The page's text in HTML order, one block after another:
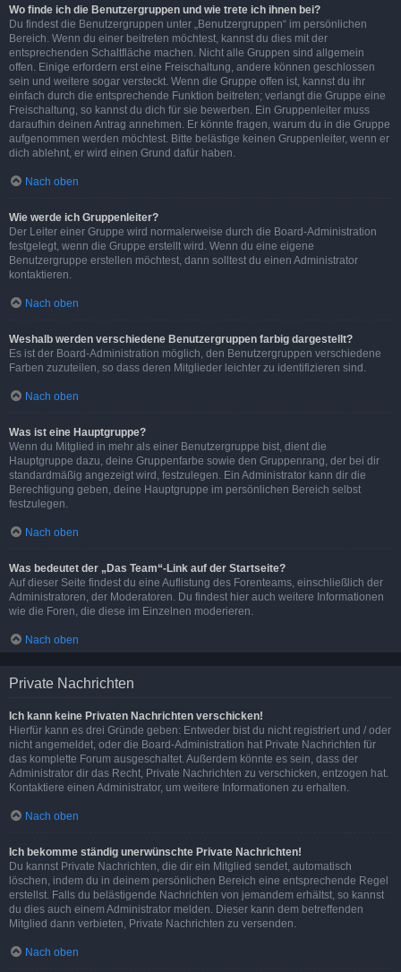
Wo finde ich die Benutzergruppen und wie trete ich ihnen bei?
Du findest die Benutzergruppen unter „Benutzergruppen“ im persönlichen
Bereich. Wenn du einer beitreten möchtest, kannst du dies mit der
entsprechenden Schaltfläche machen. Nicht alle Gruppen sind allgemein
offen. Einige erfordern erst eine Freischaltung, andere können geschlossen
sein und weitere sogar versteckt. Wenn die Gruppe offen ist, kannst du ihr
einfach durch die entsprechende Funktion beitreten; verlangt die Gruppe eine
Freischaltung, so kannst du dich für sie bewerben. Ein Gruppenleiter muss
daraufhin deinen Antrag annehmen. Er könnte fragen, warum du in die Gruppe
aufgenommen werden möchtest. Bitte belästige keinen Gruppenleiter, wenn er
dich ablehnt, er wird einen Grund dafür haben.
Nach oben
Wie werde ich Gruppenleiter?
Der Leiter einer Gruppe wird normalerweise durch die Board-Administration
festgelegt, wenn die Gruppe erstellt wird. Wenn du eine eigene
Benutzergruppe erstellen möchtest, dann solltest du einen Administrator
kontaktieren.
Nach oben
Weshalb werden verschiedene Benutzergruppen farbig dargestellt?
Es ist der Board-Administration möglich, den Benutzergruppen verschiedene
Farben zuzuteilen, so dass deren Mitglieder leichter zu identifizieren sind.
Nach oben
Was ist eine Hauptgruppe?
Wenn du Mitglied in mehr als einer Benutzergruppe bist, dient die
Hauptgruppe dazu, deine Gruppenfarbe sowie den Gruppenrang, der bei dir
standardmäßig angezeigt wird, festzulegen. Ein Administrator kann dir die
Berechtigung geben, deine Hauptgruppe im persönlichen Bereich selbst
festzulegen.
Nach oben
Was bedeutet der „Das Team“-Link auf der Startseite?
Auf dieser Seite findest du eine Auflistung des Forenteams, einschließlich der
Administratoren, der Moderatoren. Du findest hier auch weitere Informationen
wie die Foren, die diese im Einzelnen moderieren.
Nach oben
Private Nachrichten
Ich kann keine Privaten Nachrichten verschicken!
Hierfür kann es drei Gründe geben: Entweder bist du nicht registriert und / oder
nicht angemeldet, oder die Board-Administration hat Private Nachrichten für
das komplette Forum ausgeschaltet. Außerdem könnte es sein, dass der
Administrator dir das Recht, Private Nachrichten zu verschicken, entzogen hat.
Kontaktiere einen Administrator, um weitere Informationen zu erhalten.
Nach oben
Ich bekomme ständig unerwünschte Private Nachrichten!
Du kannst Private Nachrichten, die dir ein Mitglied sendet, automatisch
löschen, indem du in deinem persönlichen Bereich eine entsprechende Regel
erstellst. Falls du belästigende Nachrichten von jemandem erhältst, so kannst
du dies auch einem Administrator melden. Dieser kann dem betreffenden
Mitglied dann verbieten, Private Nachrichten zu versenden.
Nach oben